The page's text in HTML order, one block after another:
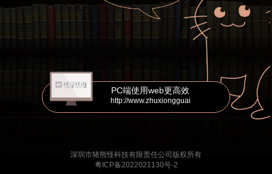
PC端使用web更高效
http://www.zhuxiongguai
深圳市猪熊怪科技有限责任公司版权所有
粤ICP备2022021130号-2